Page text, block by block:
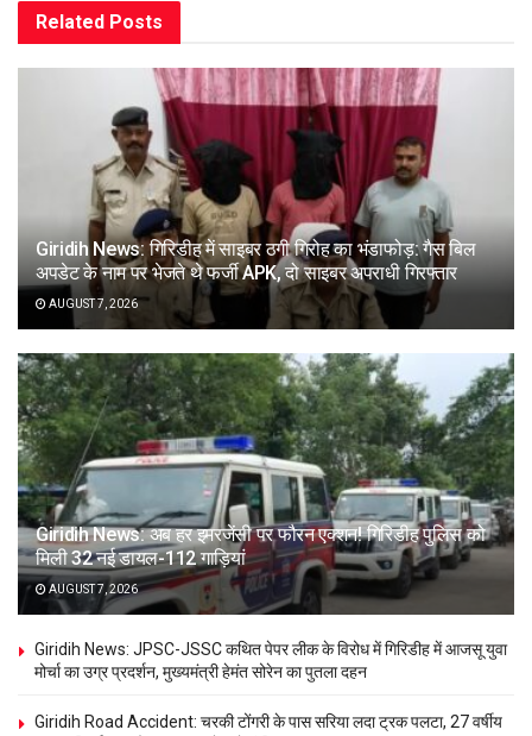
Related Posts
Giridih News: गिरिडीह में साइबर ठगी गिरोह का भंडाफोड़: गैस बिल
अपडेट के नाम पर भेजते थे फर्जी APK, दो साइबर अपराधी गिरफ्तार
AUGUST 7, 2026
Giridih News: अब हर इमरजेंसी पर फौरन एक्शन! गिरिडीह पुलिस को
मिली 32 नई डायल-112 गाड़ियां
AUGUST 7, 2026
Giridih News: JPSC-JSSC कथित पेपर लीक के विरोध में गिरिडीह में आजसू युवा
मोर्चा का उग्र प्रदर्शन, मुख्यमंत्री हेमंत सोरेन का पुतला दहन
Giridih Road Accident: चरकी टोंगरी के पास सरिया लदा ट्रक पलटा, 27 वर्षीय